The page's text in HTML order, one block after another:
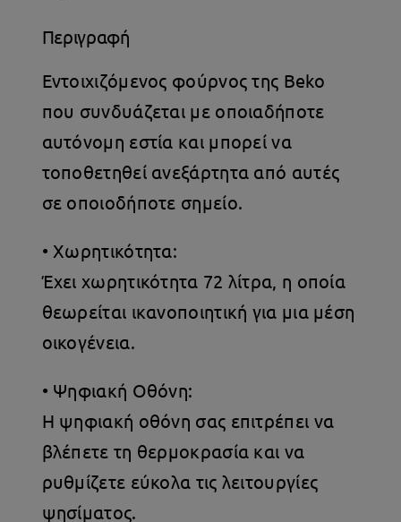
Περιγραφή
Εντοιχιζόμενος φούρνος της Beko
που συνδυάζεται με οποιαδήποτε
αυτόνομη εστία και μπορεί να
τοποθετηθεί ανεξάρτητα από αυτές
σε οποιοδήποτε σημείο.
• Χωρητικότητα:
Έχει χωρητικότητα 72 λίτρα, η οποία
θεωρείται ικανοποιητική για μια μέση
οικογένεια.
• Ψηφιακή Οθόνη:
Η ψηφιακή οθόνη σας επιτρέπει να
βλέπετε τη θερμοκρασία και να
ρυθμίζετε εύκολα τις λειτουργίες
ψησίματος.